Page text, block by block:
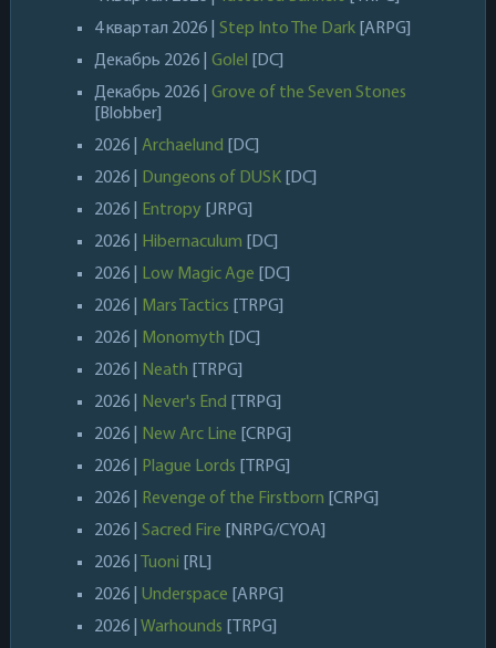
4 квартал 2026 | Step Into The Dark [ARPG]
Декабрь 2026 | Golel
[DC]
Декабрь 2026 | Grove of the Seven Stones
[Blobber]
2026 | Archaelund
[DC]
2026 |
Dungeons of DUSK
[DC]
2026 |
Entropy [JRPG]
2026 |
Hibernaculum
[DC]
2026 |
Low Magic Age
[DC]
2026 |
Mars Tactics
[TRPG]
2026 |
Monomyth
[DC]
2026 |
Neath
[TRPG]
2026 |
Never's End
[TRPG]
2026 |
New Arc Line [CRPG]
2026 |
Plague Lords
[TRPG]
2026 |
Revenge of the Firstborn [CRPG]
2026 | Sacred Fire
[NRPG/CYOA]
2026 |
Tuoni
[RL]
2026 | Underspace [ARPG]
2026 | Warhounds
[TRPG]